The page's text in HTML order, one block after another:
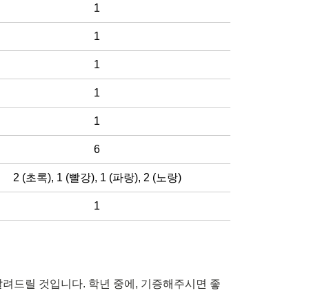
1
1
1
1
1
6
2 (초록), 1 (빨강), 1 (파랑), 2 (노랑)
1
드릴 것입니다. 학년 중에, 기증해주시면 좋